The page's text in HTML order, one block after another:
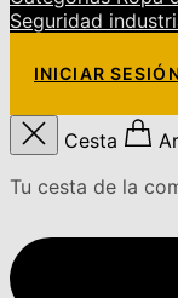
Seguridad
INICIAR
Cesta
Tu cesta de la